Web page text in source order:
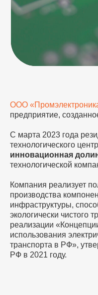
ООО
предприятие,
С марта 2023 года
технологического
инновационная
технологической
Компания реализует
производства
инфраструктуры,
экологически чистого
реализации
использования
транспорта в РФ»,
РФ в 2021 году.